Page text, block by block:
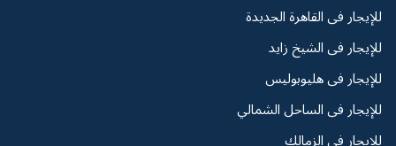
للإيجار فى القاهرة الجديدة
للإيجار فى الشيخ زايد
للإيجار فى هليوبوليس
للإيجار فى الساحل الشمالي
للإيجار فى الزمالك